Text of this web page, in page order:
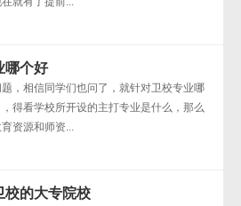
哪个好
，相信同学们也问了，就针对卫校专业哪
得看学校所开设的主打专业是什么，那么
资源和师资...
校的大专院校